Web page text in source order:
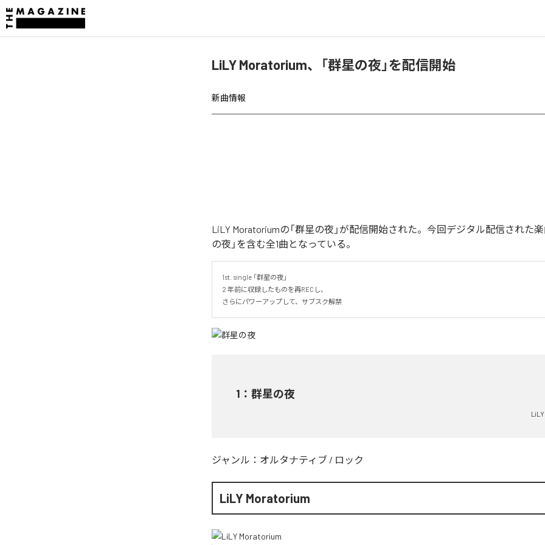
LiLY Moratorium、「群星の夜」を配信開始
新曲情報
LiLY Moratoriumの「群星の夜」が配信開始された。今回デジタル配信された楽
の夜」を含む全1曲となっている。
1st. single 「群星の夜」
2 年前に収録したものを再RECし、
さらにパワーアップして、サブスク解禁
1 ： 群星の夜
ジャンル： オルタナティブ / ロック
LiLY Moratorium